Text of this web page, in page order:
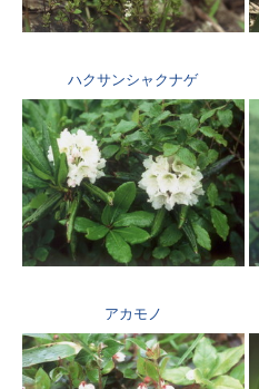
ハクサンシャクナゲ
アカモノ